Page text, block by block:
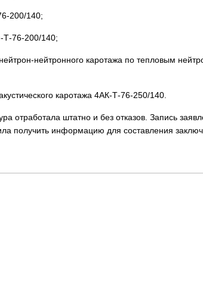
200/140;
76-200/140;
нейтронного каротажа по тепловым
каротажа 4АК-Т-76-250/140.
отработала штатно и без отказов. Запись
получить информацию для составления